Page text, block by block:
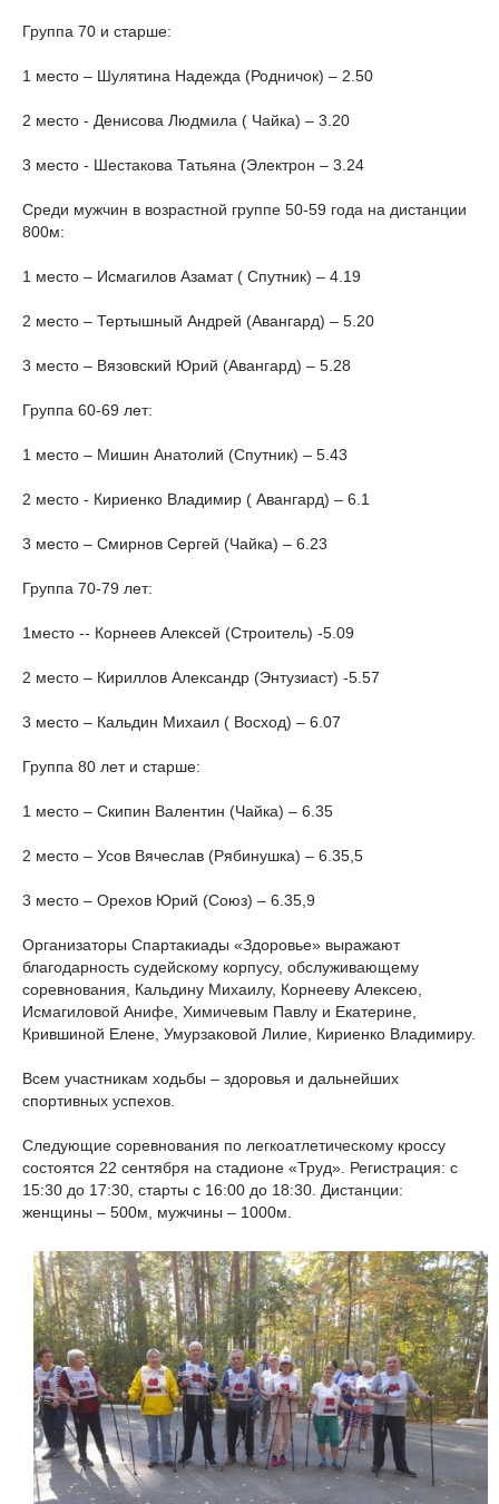
Группа 70 и старше:
1 место – Шулятина Надежда (Родничок) – 2.50
2 место - Денисова Людмила ( Чайка) – 3.20
3 место - Шестакова Татьяна (Электрон – 3.24
Среди мужчин в возрастной группе 50-59 года на дистанции
800м:
1 место – Исмагилов Азамат ( Спутник) – 4.19
2 место – Тертышный Андрей (Авангард) – 5.20
3 место – Вязовский Юрий (Авангард) – 5.28
Группа 60-69 лет:
1 место – Мишин Анатолий (Спутник) – 5.43
2 место - Кириенко Владимир ( Авангард) – 6.1
3 место – Смирнов Сергей (Чайка) – 6.23
Группа 70-79 лет:
1место -- Корнеев Алексей (Строитель) -5.09
2 место – Кириллов Александр (Энтузиаст) -5.57
3 место – Кальдин Михаил ( Восход) – 6.07
Группа 80 лет и старше:
1 место – Скипин Валентин (Чайка) – 6.35
2 место – Усов Вячеслав (Рябинушка) – 6.35,5
3 место – Орехов Юрий (Союз) – 6.35,9
Организаторы Спартакиады «Здоровье» выражают
благодарность судейскому корпусу, обслуживающему
соревнования, Кальдину Михаилу, Корнееву Алексею,
Исмагиловой Анифе, Химичевым Павлу и Екатерине,
Крившиной Елене, Умурзаковой Лилие, Кириенко Владимиру.
Всем участникам ходьбы – здоровья и дальнейших
спортивных успехов.
Следующие соревнования по легкоатлетическому кроссу
состоятся 22 сентября на стадионе «Труд». Регистрация: с
15:30 до 17:30, старты с 16:00 до 18:30. Дистанции:
женщины – 500м, мужчины – 1000м.